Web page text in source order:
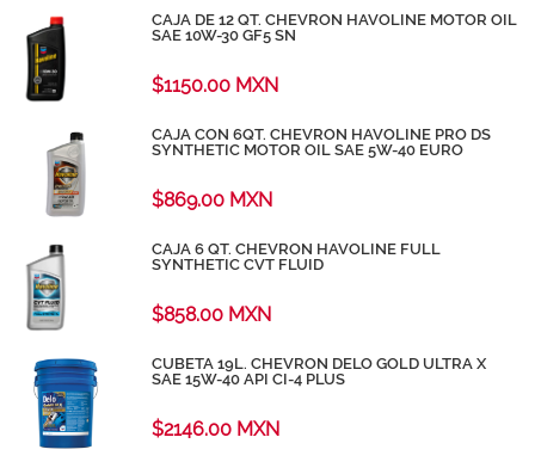
CAJA DE 12 QT. CHEVRON HAVOLINE MOTOR OIL
SAE 10W-30 GF5 SN
$1150.00 MXN
CAJA CON 6QT. CHEVRON HAVOLINE PRO DS
SYNTHETIC MOTOR OIL SAE 5W-40 EURO
$869.00 MXN
CAJA 6 QT. CHEVRON HAVOLINE FULL
SYNTHETIC CVT FLUID
$858.00 MXN
CUBETA 19L. CHEVRON DELO GOLD ULTRA X
SAE 15W-40 API CI-4 PLUS
$2146.00 MXN